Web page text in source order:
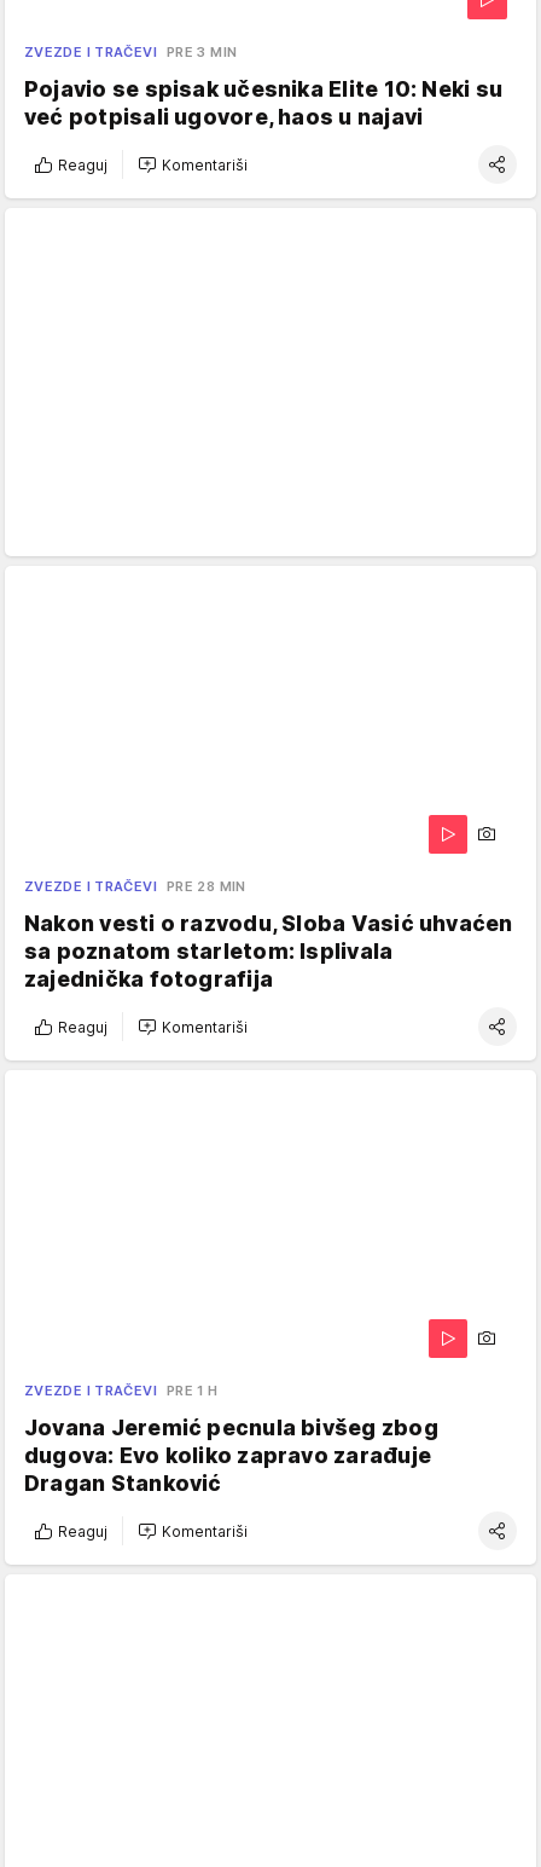
ZVEZDE I TRAČEVI PRE 3 MIN
Pojavio se spisak učesnika Elite 10: Neki su
već potpisali ugovore, haos u najavi
Reaguj Komentariši
ZVEZDE I TRAČEVI PRE 28 MIN
Nakon vesti o razvodu, Sloba Vasić uhvaćen
sa poznatom starletom: Isplivala
zajednička fotografija
Reaguj Komentariši
ZVEZDE I TRAČEVI PRE 1 H
Jovana Jeremić pecnula bivšeg zbog
dugova: Evo koliko zapravo zarađuje
Dragan Stanković
Reaguj Komentariši